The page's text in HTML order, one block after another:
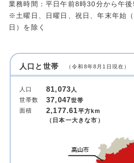
業務時間：平日午前8時30分から午
※土曜日、日曜日、祝日、年末年始
日）を除く
人口と世帯 （令和8年8月1日現在）
人口 81,073人
世帯数
37,047世帯
面積
2,177.61平方km
（日本一大きな市）